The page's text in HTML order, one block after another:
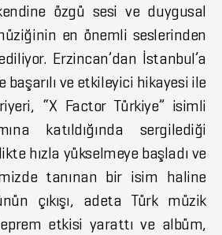
özgü sesi ve duygusal
en önemli seslerinden
Erzincan’dan İstanbul’a
başarılı ve etkileyici hikayesi ile
“X Factor Türkiye” isimli
katıldığında sergilediği
hızla yükselmeye başladı ve
tanınan bir isim haline
çıkışı, adeta Türk müzik
etkisi yarattı ve albüm,